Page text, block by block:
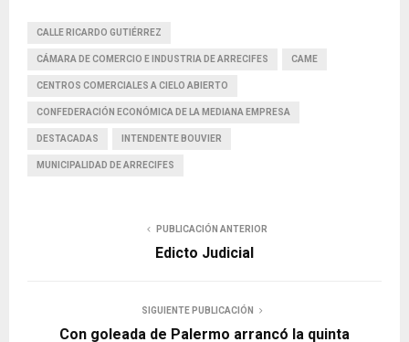
CALLE RICARDO GUTIÉRREZ
CÁMARA DE COMERCIO E INDUSTRIA DE ARRECIFES CAME
CENTROS COMERCIALES A CIELO ABIERTO
CONFEDERACIÓN ECONÓMICA DE LA MEDIANA EMPRESA
DESTACADAS INTENDENTE BOUVIER
MUNICIPALIDAD DE ARRECIFES
PUBLICACIÓN ANTERIOR
Edicto Judicial
SIGUIENTE PUBLICACIÓN
Con goleada de Palermo arrancó la quinta